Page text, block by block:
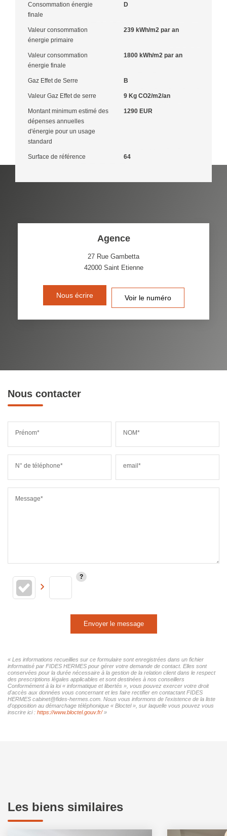
Consommation énergie
finale
D
Valeur consommation
énergie primaire
239 kWh/m2 par an
Valeur consommation
énergie finale
1800 kWh/m2 par an
Gaz Effet de Serre B
Valeur Gaz Effet de serre 9 Kg CO2/m2/an
Montant minimum estimé des
dépenses annuelles
d'énergie pour un usage
standard
1290 EUR
Surface de référence 64
Agence
27 Rue Gambetta
42000 Saint Etienne
Nous écrire Voir le numéro
Nous contacter
Prénom* NOM*
N° de téléphone* email*
Message*
Envoyer le message
« Les informations recueillies sur ce formulaire sont enregistrées dans un fichier
informatisé par FIDES HERMES pour gérer votre demande de contact. Elles sont
conservées pour la durée nécessaire à la gestion de la relation client dans le respect
des prescriptions légales applicables et sont destinées à nos conseillers
Conformément à la loi « informatique et libertés », vous pouvez exercer votre droit
d'accès aux données vous concernant et les faire rectifier en contactant FIDES
HERMES cabinet@fides-hermes.com. Nous vous informons de l'existence de la liste
d'opposition au démarchage téléphonique « Bloctel », sur laquelle vous pouvez vous
inscrire ici : https://www.bloctel.gouv.fr/»
Les biens similaires